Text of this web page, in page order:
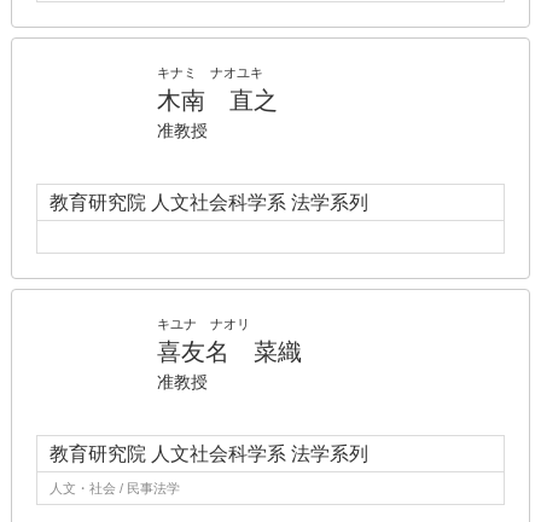
キナミ ナオユキ
木南 直之
准教授
教育研究院 人文社会科学系 法学系列
キユナ ナオリ
喜友名 菜織
准教授
教育研究院 人文社会科学系 法学系列
人文・社会 / 民事法学